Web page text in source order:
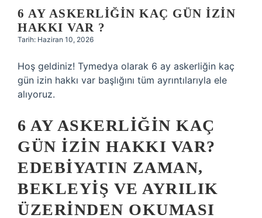
Hakkımızda
6 AY ASKERLIĞIN KAÇ GÜN IZIN
HAKKI VAR ?
Tarih: Haziran 10, 2026
Hoş geldiniz! Tymedya olarak 6 ay askerliğin kaç
gün izin hakkı var başlığını tüm ayrıntılarıyla ele
alıyoruz.
6 AY ASKERLIĞIN KAÇ
GÜN İZIN HAKKI VAR?
EDEBIYATIN ZAMAN,
BEKLEYIŞ VE AYRILIK
ÜZERINDEN OKUMASI